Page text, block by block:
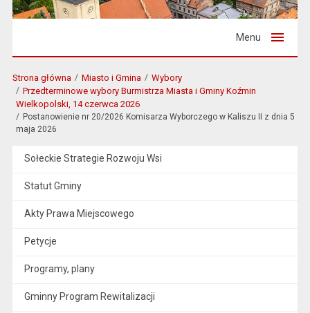
Menu
Strona główna Miasto i Gmina
Wybory
Przedterminowe wybory Burmistrza Miasta i Gminy Koźmin
Wielkopolski, 14 czerwca 2026
Postanowienie nr 20/2026 Komisarza Wyborczego w Kaliszu II z dnia 5
maja 2026
Sołeckie Strategie Rozwoju Wsi
Statut Gminy
Akty Prawa Miejscowego
Petycje
Programy, plany
Gminny Program Rewitalizacji